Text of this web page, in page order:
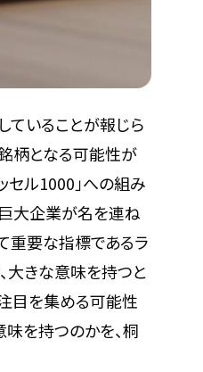
いることが報じら
柄となる可能性が
セル1000」への組み
大企業が名を連ね
重要な指標であるラ
大きな意味を持つと
目を集める可能性
味を持つのかを、桐